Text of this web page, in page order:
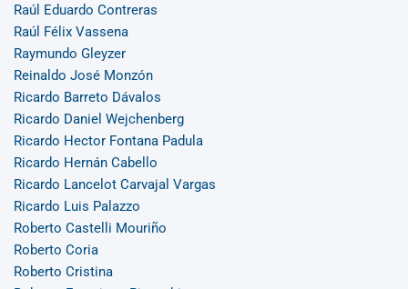
Raúl Eduardo Contreras
Raúl Félix Vassena
Raymundo Gleyzer
Reinaldo José Monzón
Ricardo Barreto Dávalos
Ricardo Daniel Wejchenberg
Ricardo Hector Fontana Padula
Ricardo Hernán Cabello
Ricardo Lancelot Carvajal Vargas
Ricardo Luis Palazzo
Roberto Castelli Mouriño
Roberto Coria
Roberto Cristina